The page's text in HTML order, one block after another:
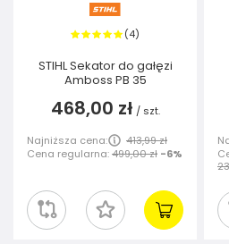
(4)
STIHL Sekator do gałęzi
Amboss PB 35
468,00 zł / szt.
Najniższa cena:
413,99 zł
Cena regularna:499,00 zł -6%